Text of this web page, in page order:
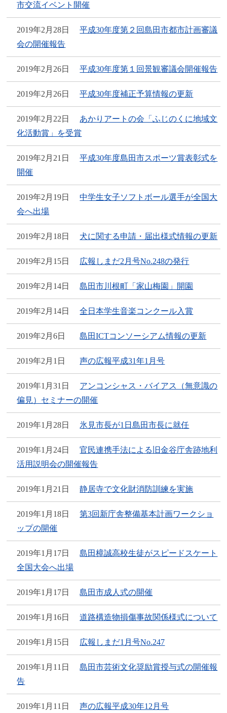
市交流イベント開催
2019年2月28日
平成30年度第２回島田市都市計画審議
会の開催報告
2019年2月26日 平成30年度第１回景観審議会開催報告
2019年2月26日 平成30年度補正予算情報の更新
2019年2月22日
あかりアートの会「ふじのくに地域文
化活動賞」を受賞
2019年2月21日
平成30年度島田市スポーツ賞表彰式を
開催
2019年2月19日
中学生女子ソフトボール選手が全国大
会へ出場
2019年2月18日 犬に関する申請・届出様式情報の更新
2019年2月15日 広報しまだ2月号No.248の発行
2019年2月14日 島田市川根町「家山梅園」開園
2019年2月14日 全日本学生音楽コンクール入賞
2019年2月6日 島田ICTコンソーシアム情報の更新
2019年2月1日 声の広報平成31年1月号
2019年1月31日
アンコンシャス・バイアス（無意識の
偏見）セミナーの開催
2019年1月28日 氷見市長が1日島田市長に就任
2019年1月24日
官民連携手法による旧金谷庁舎跡地利
活用説明会の開催報告
2019年1月21日 静居寺で文化財消防訓練を実施
2019年1月18日
第3回新庁舎整備基本計画ワークショ
ップの開催
2019年1月17日
島田樟誠高校生徒がスピードスケート
全国大会へ出場
2019年1月17日 島田市成人式の開催
2019年1月16日 道路構造物損傷事故関係様式について
2019年1月15日 広報しまだ1月号No.247
2019年1月11日
島田市芸術文化奨励賞授与式の開催報
告
2019年1月11日 声の広報平成30年12月号